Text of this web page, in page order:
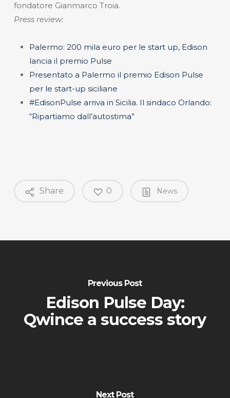
fondatore Gianmarco Troia.
Press review:
Palermo: 200 mila euro per le start up, Edison
lancia il premio Pulse
Presentato a Palermo il premio Edison Pulse
per le start-up siciliane
#EdisonPulse arriva in Sicilia. Il sindaco Orlando:
“Ripartiamo dall’autostima”
Share 0 News
Previous Post
Edison Pulse Day:
Qwince a success story
Next Post